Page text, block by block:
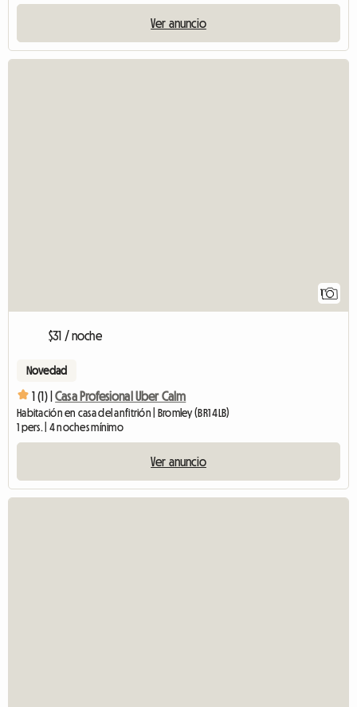
Ver anuncio
1
$31 / noche
Novedad
1 (1) | Casa Profesional Uber Calm
Habitación en casa del anfitrión | Bromley (BR1 4LB)
1 pers. | 4 noches mínimo
Ver anuncio